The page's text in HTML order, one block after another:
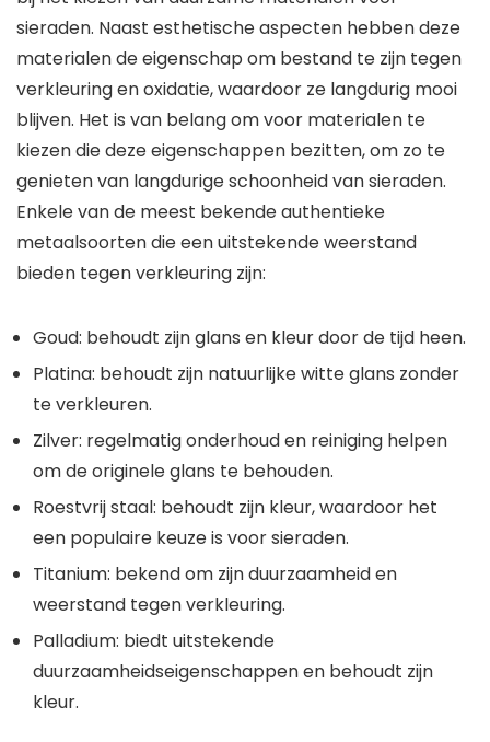
sieraden. Naast esthetische aspecten hebben deze
materialen de eigenschap om bestand te zijn tegen
verkleuring en oxidatie, waardoor ze langdurig mooi
blijven. Het is van belang om voor materialen te
kiezen die deze eigenschappen bezitten, om zo te
genieten van langdurige schoonheid van sieraden.
Enkele van de meest bekende authentieke
metaalsoorten die een uitstekende weerstand
bieden tegen verkleuring zijn:
Goud: behoudt zijn glans en kleur door de tijd heen.
Platina: behoudt zijn natuurlijke witte glans zonder
te verkleuren.
Zilver: regelmatig onderhoud en reiniging helpen
om de originele glans te behouden.
Roestvrij staal: behoudt zijn kleur, waardoor het
een populaire keuze is voor sieraden.
Titanium: bekend om zijn duurzaamheid en
weerstand tegen verkleuring.
Palladium: biedt uitstekende
duurzaamheidseigenschappen en behoudt zijn
kleur.